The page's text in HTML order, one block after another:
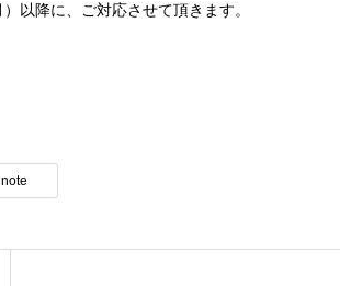
以降に、ご対応させて頂きます。
note